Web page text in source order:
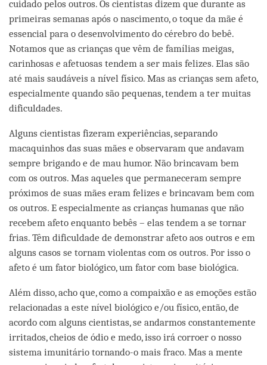
cuidado pelos outros. Os cientistas dizem que durante as
primeiras semanas após o nascimento, o toque da mãe é
essencial para o desenvolvimento do cérebro do bebê.
Notamos que as crianças que vêm de famílias meigas,
carinhosas e afetuosas tendem a ser mais felizes. Elas são
até mais saudáveis a nível físico. Mas as crianças sem afeto,
especialmente quando são pequenas, tendem a ter muitas
dificuldades.
Alguns cientistas fizeram experiências, separando
macaquinhos das suas mães e observaram que andavam
sempre brigando e de mau humor. Não brincavam bem
com os outros. Mas aqueles que permaneceram sempre
próximos de suas mães eram felizes e brincavam bem com
os outros. E especialmente as crianças humanas que não
recebem afeto enquanto bebês – elas tendem a se tornar
frias. Têm dificuldade de demonstrar afeto aos outros e em
alguns casos se tornam violentas com os outros. Por isso o
afeto é um fator biológico, um fator com base biológica.
Além disso, acho que, como a compaixão e as emoções estão
relacionadas a este nível biológico e/ou físico, então, de
acordo com alguns cientistas, se andarmos constantemente
irritados, cheios de ódio e medo, isso irá corroer o nosso
sistema imunitário tornando-o mais fraco. Mas a mente